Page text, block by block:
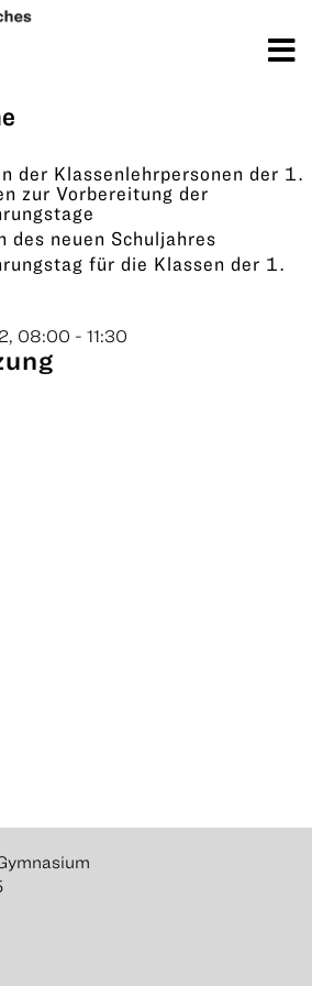
der Klassenlehrpersonen der 1.
zur Vorbereitung der
des neuen Schuljahres
für die Klassen der 1.
08:00 - 11:30